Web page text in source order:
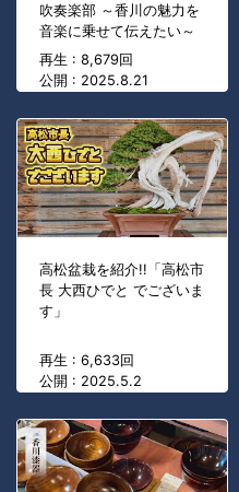
吹奏楽部 ～香川の魅力を
音楽に乗せて伝えたい～
再生 : 8,679回
公開 : 2025.8.21
高松盆栽を紹介!!「高松市
長 大西ひでと でございま
す」
再生 : 6,633回
公開 : 2025.5.2